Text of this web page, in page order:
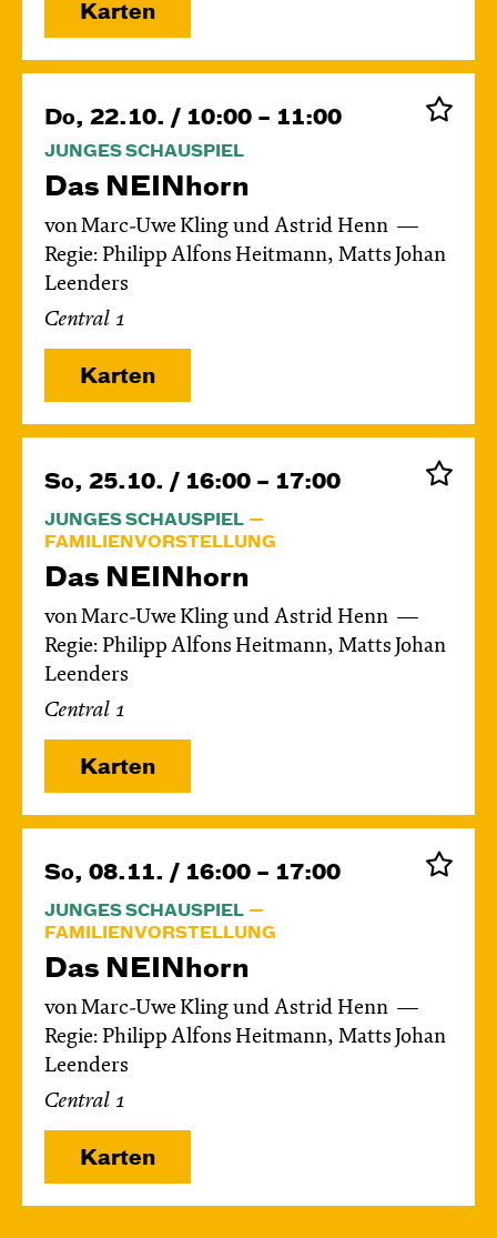
Karten
Do, 22.10. / 10:00 – 11:00
JUNGES SCHAUSPIEL
Das NEIN­horn
von Marc-Uwe Kling und Astrid Henn
Regie: Philipp Alfons Heitmann, Matts Johan
Leenders
Central 1
Karten
So, 25.10. / 16:00 – 17:00
JUNGES SCHAUSPIEL
FAMILIENVORSTELLUNG
Das NEIN­horn
von Marc-Uwe Kling und Astrid Henn
Regie: Philipp Alfons Heitmann, Matts Johan
Leenders
Central 1
Karten
So, 08.11. / 16:00 – 17:00
JUNGES SCHAUSPIEL
FAMILIENVORSTELLUNG
Das NEIN­horn
von Marc-Uwe Kling und Astrid Henn
Regie: Philipp Alfons Heitmann, Matts Johan
Leenders
Central 1
Karten